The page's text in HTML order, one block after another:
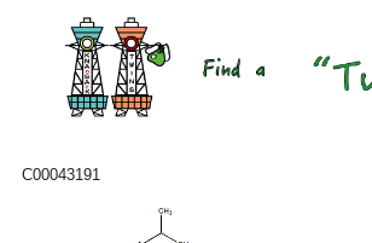
C00043191